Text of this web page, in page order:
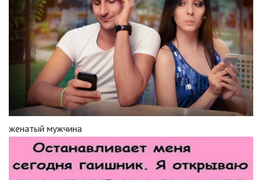
женатый мужчина